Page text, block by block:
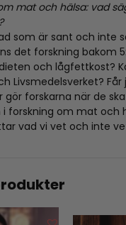
mat och hälsa: vad
som är sant och inte
det forskning bakom
och lågfettkost?
Livsmedelsverket?
gör forskarna när de
forskning om mat och
vad vi vet och inte